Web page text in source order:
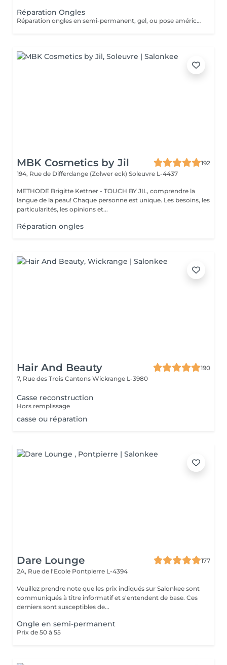
Réparation Ongles
Réparation ongles en semi-permanent, gel, ou pose américaine. Les réparations ne sont pas facturées si la pose a été réalisée dans notre institut ET si la pose date de moins d'une semaine et demi.
MBK Cosmetics by Jil
192
194, Rue de Differdange (Zolwer eck) Soleuvre L-4437
METHODE Brigitte Kettner - TOUCH BY JIL, comprendre la
langue de la peau! Chaque personne est unique. Les besoins, les
particularités, les opinions et...
Réparation ongles
Hair And Beauty
190
7, Rue des Trois Cantons Wickrange L-3980
Casse reconstruction
Hors remplissage
casse ou réparation
Dare Lounge
177
2A, Rue de l'Ecole Pontpierre L-4394
Veuillez prendre note que les prix indiqués sur Salonkee sont
communiqués à titre informatif et s'entendent de base. Ces
derniers sont susceptibles de...
Ongle en semi-permanent
Prix de 50 à 55